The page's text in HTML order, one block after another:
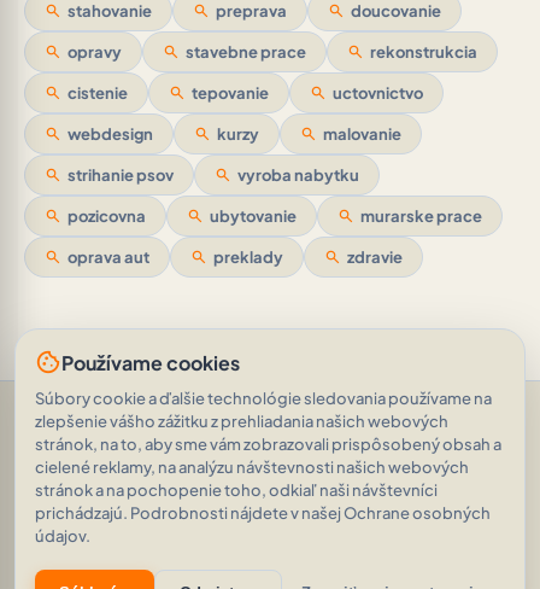
search stahovanie search preprava search doucovanie
search opravy search stavebne prace search rekonstrukcia
search cistenie search tepovanie search uctovnictvo
search webdesign search kurzy search malovanie
search strihanie psov search vyroba nabytku
search pozicovna search ubytovanie search murarske prace
search oprava aut search preklady search zdravie
Pomoc a podpora•Otázky•Hodnotenia•Opýtajte sa AI
Podmienky používania•Ochrana osobných údajov•
RSS Feed
© 2026AVEINO | history_edu „Prišiel (som), videl (som), zvíťazil“
Veni, vidi, vici. (Gaius Julius Caesar)
|
1.8.2
eco
cookiePoužívame cookies
Súbory cookie a ďalšie technológie sledovania používame na
zlepšenie vášho zážitku z prehliadania našich webových
stránok, na to, aby sme vám zobrazovali prispôsobený obsah a
cielené reklamy, na analýzu návštevnosti našich webových
stránok a na pochopenie toho, odkiaľ naši návštevníci
prichádzajú. Podrobnosti nájdete v našej Ochrane osobných
údajov.